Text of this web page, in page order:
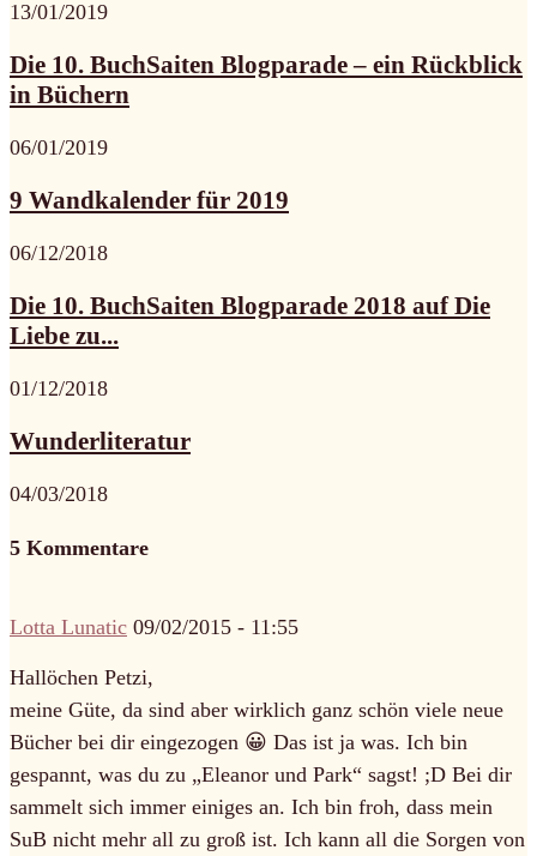
13/01/2019
Die 10. BuchSaiten Blogparade – ein Rückblick
in Büchern
06/01/2019
9 Wandkalender für 2019
06/12/2018
Die 10. BuchSaiten Blogparade 2018 auf Die
Liebe zu...
01/12/2018
Wunderliteratur
04/03/2018
5 Kommentare
Lotta Lunatic 09/02/2015 - 11:55
Hallöchen Petzi,
meine Güte, da sind aber wirklich ganz schön viele neue
Bücher bei dir eingezogen 😀 Das ist ja was. Ich bin
gespannt, was du zu „Eleanor und Park“ sagst! ;D Bei dir
sammelt sich immer einiges an. Ich bin froh, dass mein
SuB nicht mehr all zu groß ist. Ich kann all die Sorgen von